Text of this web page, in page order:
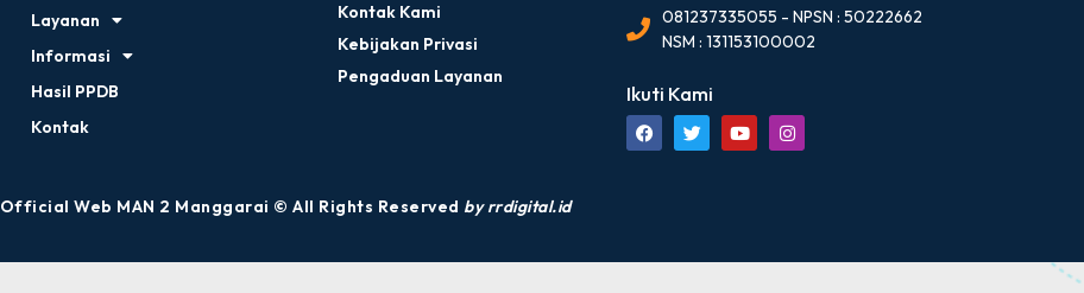
Layanan
Informasi
Hasil PPDB
Kontak
Kontak Kami
Kebijakan Privasi
Pengaduan Layanan
081237335055 - NPSN : 50222662
NSM : 131153100002
Ikuti Kami
Official Web MAN 2 Manggarai © All Rights Reserved by rrdigital.id